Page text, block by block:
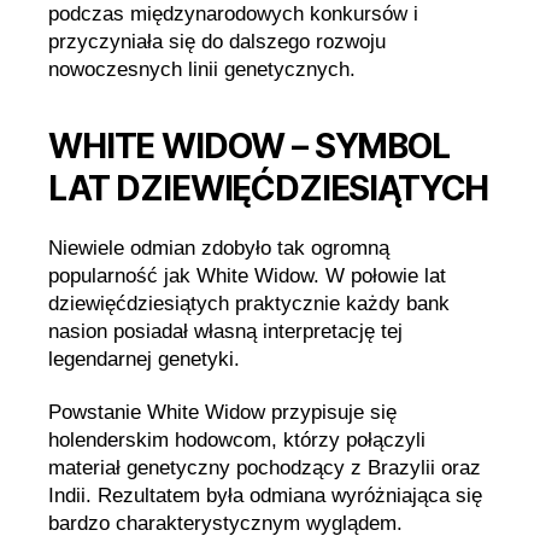
podczas międzynarodowych konkursów i
przyczyniała się do dalszego rozwoju
nowoczesnych linii genetycznych.
WHITE WIDOW – SYMBOL
LAT DZIEWIĘĆDZIESIĄTYCH
Niewiele odmian zdobyło tak ogromną
popularność jak White Widow. W połowie lat
dziewięćdziesiątych praktycznie każdy bank
nasion posiadał własną interpretację tej
legendarnej genetyki.
Powstanie White Widow przypisuje się
holenderskim hodowcom, którzy połączyli
materiał genetyczny pochodzący z Brazylii oraz
Indii. Rezultatem była odmiana wyróżniająca się
bardzo charakterystycznym wyglądem.